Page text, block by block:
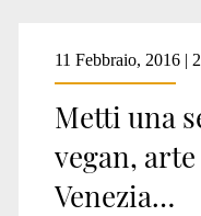
11 Febbraio, 2016 |
Metti una
vegan,
Venezia…